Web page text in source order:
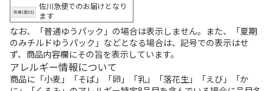
佐川急便でのお届けとなり
ます
なお、「普通ゆうパック」の場合は表示しません。また、「夏期
のみチルドゆうパック」などとなる場合は、記号での表示はせ
ず、商品内容欄にその旨を表示しています。
アレルギー情報について
商品に「小麦」「そば」「卵」「乳」「落花生」「えび」「か